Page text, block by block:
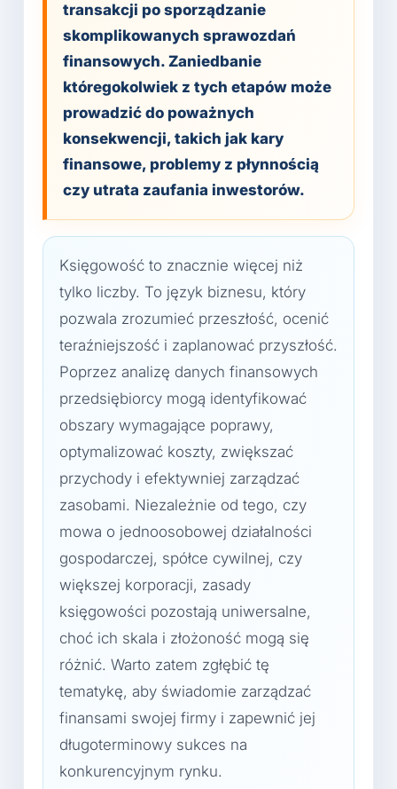
transakcji po sporządzanie
skomplikowanych sprawozdań
finansowych. Zaniedbanie
któregokolwiek z tych etapów może
prowadzić do poważnych
konsekwencji, takich jak kary
finansowe, problemy z płynnością
czy utrata zaufania inwestorów.
Księgowość to znacznie więcej niż
tylko liczby. To język biznesu, który
pozwala zrozumieć przeszłość, ocenić
teraźniejszość i zaplanować przyszłość.
Poprzez analizę danych finansowych
przedsiębiorcy mogą identyfikować
obszary wymagające poprawy,
optymalizować koszty, zwiększać
przychody i efektywniej zarządzać
zasobami. Niezależnie od tego, czy
mowa o jednoosobowej działalności
gospodarczej, spółce cywilnej, czy
większej korporacji, zasady
księgowości pozostają uniwersalne,
choć ich skala i złożoność mogą się
różnić. Warto zatem zgłębić tę
tematykę, aby świadomie zarządzać
finansami swojej firmy i zapewnić jej
długoterminowy sukces na
konkurencyjnym rynku.